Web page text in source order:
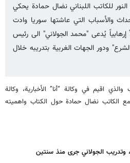
للكاتب اللبناني نضال حمادة يحكي
والأسباب التي عاشتها سوريا وادت
يُدعى "محمد الجولاني" الى رئيس
ودور الجهات الغربية بتدريبه خلال
اقيم في وكالة “أنا” الأخبارية، وكالة
الكاتب نضال حمادة حول الكتاب واهميته
الجولاني جرى منذ سنتين